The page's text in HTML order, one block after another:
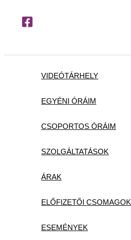
VIDEÓTÁRHELY
EGYÉNI ÓRÁIM
CSOPORTOS ÓRÁIM
SZOLGÁLTATÁSOK
ÁRAK
ELŐFIZETŐI CSOMAGOK
ESEMÉNYEK